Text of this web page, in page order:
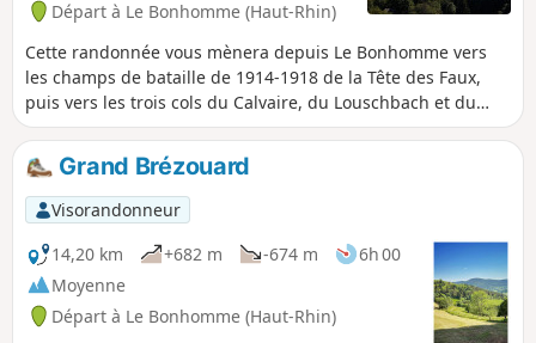
Départ à Le Bonhomme (Haut-Rhin)
Cette randonnée vous mènera depuis Le Bonhomme vers
les champs de bataille de 1914-1918 de la Tête des Faux,
puis vers les trois cols du Calvaire, du Louschbach et du
Bonhomme. Au passage et selon la saison, profitez des
myrtilliers qui se trouvent en abondance le long du chemin.
Grand Brézouard
Visorandonneur
14,20 km
+682 m -674 m
6h 00
Moyenne
Départ à Le Bonhomme (Haut-Rhin)